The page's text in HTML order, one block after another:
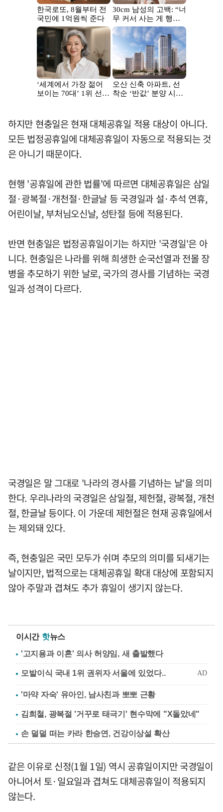
하지만 현충일은 현재 대체공휴일 적용 대상이 아니다.
모든 법정공휴일에 대체공휴일이 자동으로 적용되는 것
은 아니기 때문이다.
현행 '공휴일에 관한 법률'에 따르면 대체공휴일은 삼일
절·광복절·개천절·한글날 등 국경일과 설·추석 연휴,
어린이날, 부처님오신날, 성탄절 등에 적용된다.
반면 현충일은 법정공휴일이기는 하지만 '국경일'은 아
니다. 현충일은 나라를 위해 희생한 순국선열과 전몰 장
병을 추모하기 위한 날로, 국가의 경사를 기념하는 국경
일과 성격이 다르다.
국경일은 말 그대로 '나라의 경사를 기념하는 날'을 의미
한다. 우리나라의 국경일은 삼일절, 제헌절, 광복절, 개천
절, 한글날 등이다. 이 가운데 제헌절은 현재 공휴일에서
는 제외돼 있다.
즉, 현충일은 국민 모두가 쉬며 추모의 의미를 되새기는
날이지만, 법적으로는 대체공휴일 확대 대상에 포함되지
않아 주말과 겹쳐도 추가 휴일이 생기지 않는다.
이시간 핫뉴스
'고지용과 이혼' 의사 허양임, 새 출발했다
'마약 자숙' 유아인, 남사친과 뽀뽀 근황
김희철, 광복절 '거꾸로 태극기' 현수막에 "X돌았네"
손 덜덜 떠는 카라 한승연, 건강이상설 확산
같은 이유로 신정(1월 1일) 역시 공휴일이지만 국경일이
아니어서 토·일요일과 겹쳐도 대체공휴일이 적용되지
않는다.